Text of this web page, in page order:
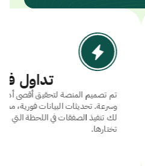
تم تصميم المنصة لتحقيق
وسرعة. تحديثات البيانات
لك تنفيذ الصفقات في